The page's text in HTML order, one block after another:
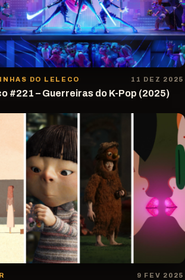
DO LELECO 11 DEZ 2025
#221 – Guerreiras do K-Pop (2025)
9 FEV 2025